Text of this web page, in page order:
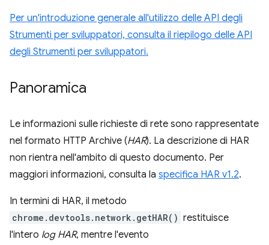
Per un'introduzione generale all'utilizzo delle API degli
Strumenti per sviluppatori, consulta il riepilogo delle API
degli Strumenti per sviluppatori.
Panoramica
Le informazioni sulle richieste di rete sono rappresentate
nel formato HTTP Archive (HAR). La descrizione di HAR
non rientra nell'ambito di questo documento. Per
maggiori informazioni, consulta la specifica HAR v1.2.
In termini di HAR, il metodo
chrome.devtools.network.getHAR() restituisce
l'intero log HAR, mentre l'evento